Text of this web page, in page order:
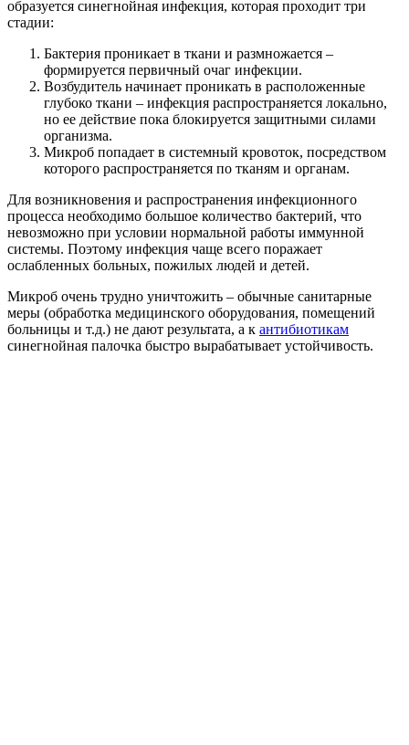
образуется синегнойная инфекция, которая проходит три
стадии:
Бактерия проникает в ткани и размножается –
формируется первичный очаг инфекции.
Возбудитель начинает проникать в расположенные
глубоко ткани – инфекция распространяется локально,
но ее действие пока блокируется защитными силами
организма.
Микроб попадает в системный кровоток, посредством
которого распространяется по тканям и органам.
Для возникновения и распространения инфекционного
процесса необходимо большое количество бактерий, что
невозможно при условии нормальной работы иммунной
системы. Поэтому инфекция чаще всего поражает
ослабленных больных, пожилых людей и детей.
Микроб очень трудно уничтожить – обычные санитарные
меры (обработка медицинского оборудования, помещений
больницы и т.д.) не дают результата, а к антибиотикам
синегнойная палочка быстро вырабатывает устойчивость.